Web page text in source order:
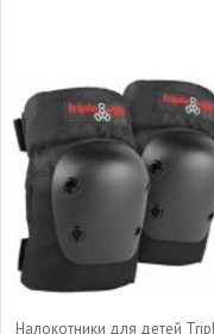
Налокотники для детей